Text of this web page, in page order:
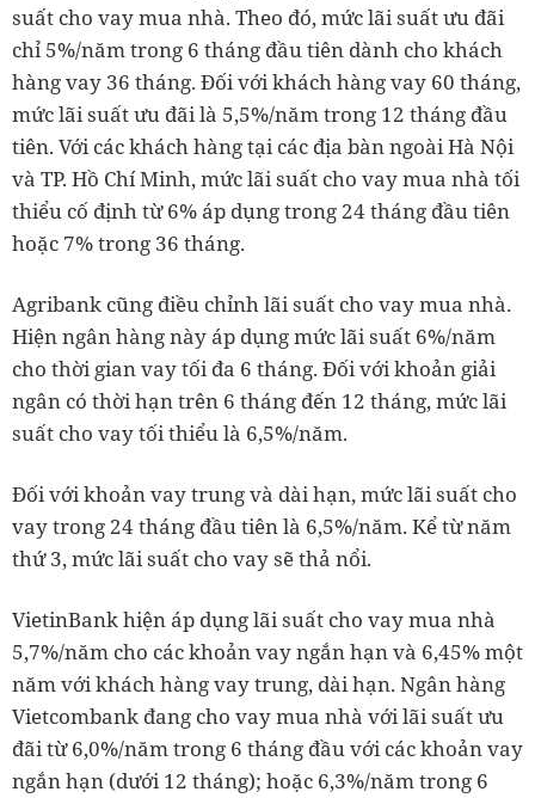
suất cho vay mua nhà. Theo đó, mức lãi suất ưu đãi
chỉ 5%/năm trong 6 tháng đầu tiên dành cho khách
hàng vay 36 tháng. Đối với khách hàng vay 60 tháng,
mức lãi suất ưu đãi là 5,5%/năm trong 12 tháng đầu
tiên. Với các khách hàng tại các địa bàn ngoài Hà Nội
và TP. Hồ Chí Minh, mức lãi suất cho vay mua nhà tối
thiểu cố định từ 6% áp dụng trong 24 tháng đầu tiên
hoặc 7% trong 36 tháng.
Agribank cũng điều chỉnh lãi suất cho vay mua nhà.
Hiện ngân hàng này áp dụng mức lãi suất 6%/năm
cho thời gian vay tối đa 6 tháng. Đối với khoản giải
ngân có thời hạn trên 6 tháng đến 12 tháng, mức lãi
suất cho vay tối thiểu là 6,5%/năm.
Đối với khoản vay trung và dài hạn, mức lãi suất cho
vay trong 24 tháng đầu tiên là 6,5%/năm. Kể từ năm
thứ 3, mức lãi suất cho vay sẽ thả nổi.
VietinBank hiện áp dụng lãi suất cho vay mua nhà
5,7%/năm cho các khoản vay ngắn hạn và 6,45% một
năm với khách hàng vay trung, dài hạn. Ngân hàng
Vietcombank đang cho vay mua nhà với lãi suất ưu
đãi từ 6,0%/năm trong 6 tháng đầu với các khoản vay
ngắn hạn (dưới 12 tháng); hoặc 6,3%/năm trong 6